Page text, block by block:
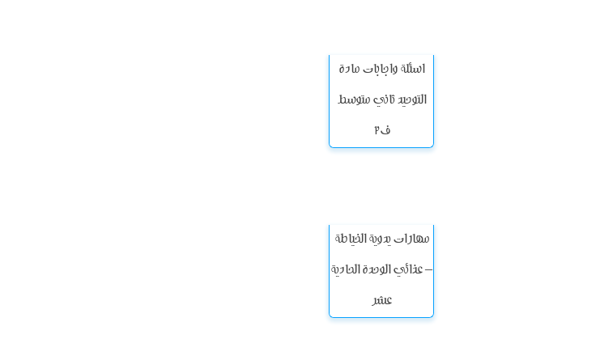
اسئلة واجابات مادة
التوحيد ثاني متوسط
ف2
مهارات يدوية الخياطة
– عذائي الوحدة الحادية
عشر